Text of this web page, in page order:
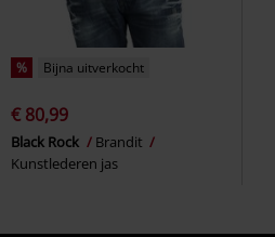
% Bijna uitverkocht
€ 80,99
Black Rock
Brandit
Kunstlederen jas